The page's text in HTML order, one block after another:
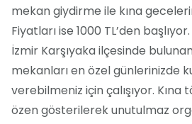
mekan giydirme ile kına
Fiyatları ise 1000 TL’den başlıyor.
İzmir Karşıyaka ilçesinde
mekanları en özel günlerinizde
verebilmeniz için çalışıyor. Kına
özen gösterilerek unutulmaz